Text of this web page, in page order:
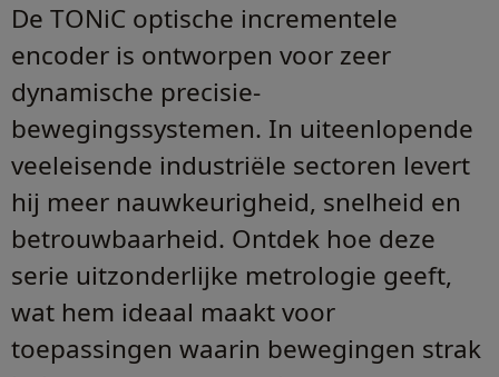
De TONiC optische incrementele
encoder is ontworpen voor zeer
dynamische precisie-
bewegingssystemen. In uiteenlopende
veeleisende industriële sectoren levert
hij meer nauwkeurigheid, snelheid en
betrouwbaarheid. Ontdek hoe deze
serie uitzonderlijke metrologie geeft,
wat hem ideaal maakt voor
toepassingen waarin bewegingen strak